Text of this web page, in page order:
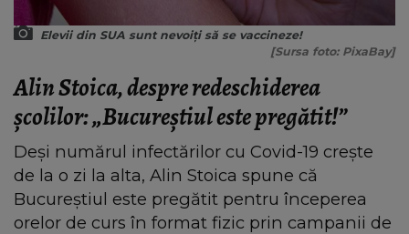
Elevii din SUA sunt nevoiți să se vaccineze!
[Sursa foto: PixaBay]
Alin Stoica, despre redeschiderea
școlilor: „Bucureștiul este pregătit!”
Deși numărul infectărilor cu Covid-19 crește
de la o zi la alta, Alin Stoica spune că
Bucureștiul este pregătit pentru începerea
orelor de curs în format fizic prin campanii de